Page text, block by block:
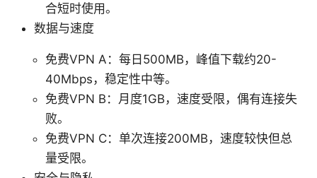
合短时使用。
数据与速度
免费VPN A：每日500MB，峰值下载约20-
40Mbps，稳定性中等。
免费VPN B：月度1GB，速度受限，偶有连接失
败。
免费VPN C：单次连接200MB，速度较快但总
量受限。